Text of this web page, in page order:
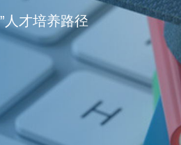
才培养路径